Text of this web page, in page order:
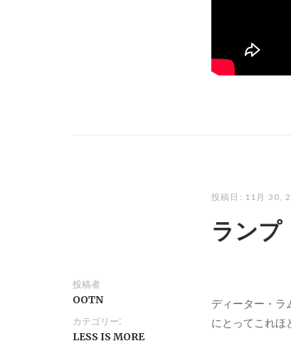
投稿日: 11月 30,
ランプ
投稿者
OOTN
カテゴリー:
LESS IS MORE
ディーター・ラ
にとってこれほ